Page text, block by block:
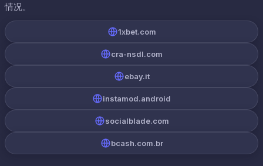
情况。
1xbet.com
cra-nsdl.com
ebay.it
instamod.android
socialblade.com
bcash.com.br